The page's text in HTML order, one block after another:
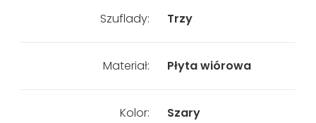
Szuflady: Trzy
Materiał: Płyta wiórowa
Kolor: Szary